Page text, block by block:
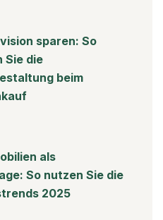
sparen: So
Sie die
beim
als
So nutzen Sie die
2025